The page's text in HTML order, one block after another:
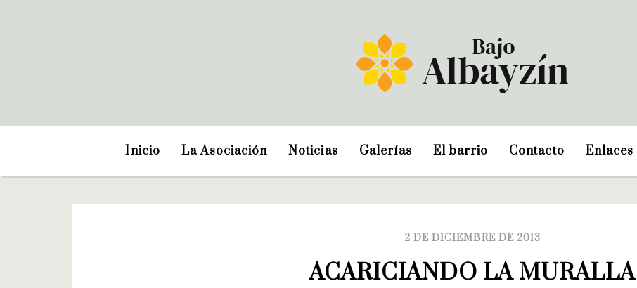
Inicio La Asociación Noticias Galerías El barrio Contacto Enlaces
2 DE DICIEMBRE DE 2013
ACARICIANDO LA MURALLA